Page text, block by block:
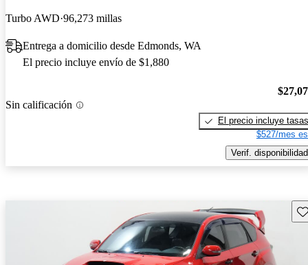
Turbo AWD 96,273 millas
Entrega a domicilio desde Edmonds, WA
El precio incluye envío de $1,880
Sin calificación
El precio incluye tasas
$527/mes
Verif. disponibilidad